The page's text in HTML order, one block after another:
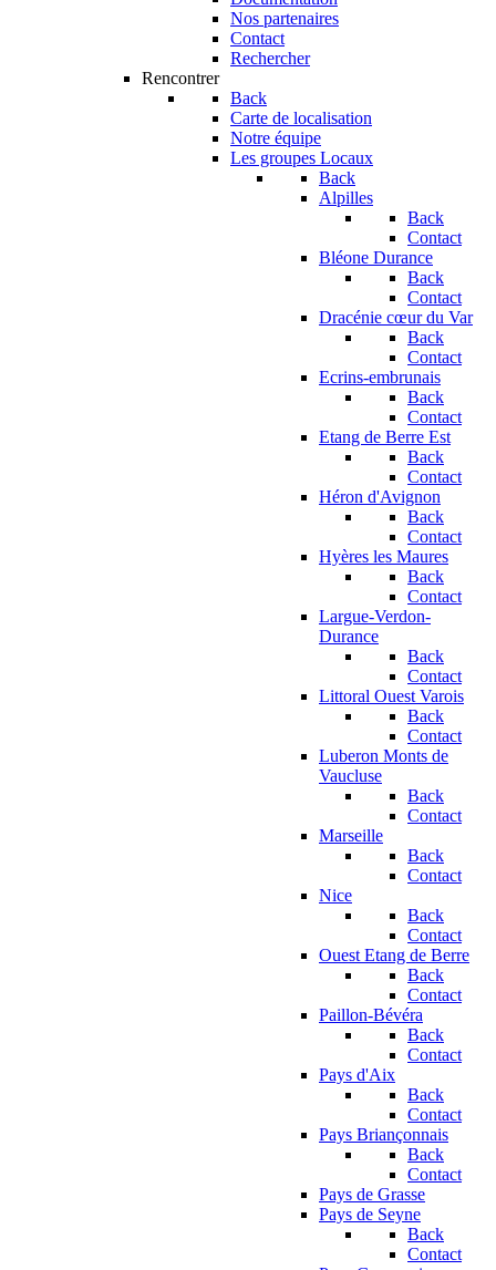
Nos partenaires
Contact
Rechercher
Rencontrer
Back
Carte de localisation
Notre équipe
Les groupes Locaux
Back
Alpilles
Back
Contact
Bléone Durance
Back
Contact
Dracénie cœur du Var
Back
Contact
Ecrins-embrunais
Back
Contact
Etang de Berre Est
Back
Contact
Héron d'Avignon
Back
Contact
Hyères les Maures
Back
Contact
Largue-Verdon-
Durance
Back
Contact
Littoral Ouest Varois
Back
Contact
Luberon Monts de
Vaucluse
Back
Contact
Marseille
Back
Contact
Nice
Back
Contact
Ouest Etang de Berre
Back
Contact
Paillon-Bévéra
Back
Contact
Pays d'Aix
Back
Contact
Pays Briançonnais
Back
Contact
Pays de Grasse
Pays de Seyne
Back
Contact